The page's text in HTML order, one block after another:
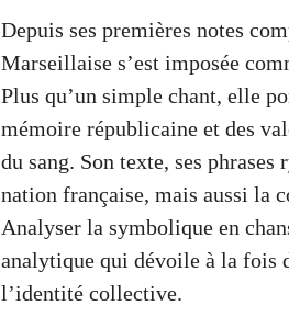
Depuis ses premières notes
Marseillaise s’est imposée
Plus qu’un simple chant, elle
mémoire républicaine et des
du sang. Son texte, ses
nation française, mais aussi la
Analyser la symbolique en
analytique qui dévoile à la fois
l’identité collective.